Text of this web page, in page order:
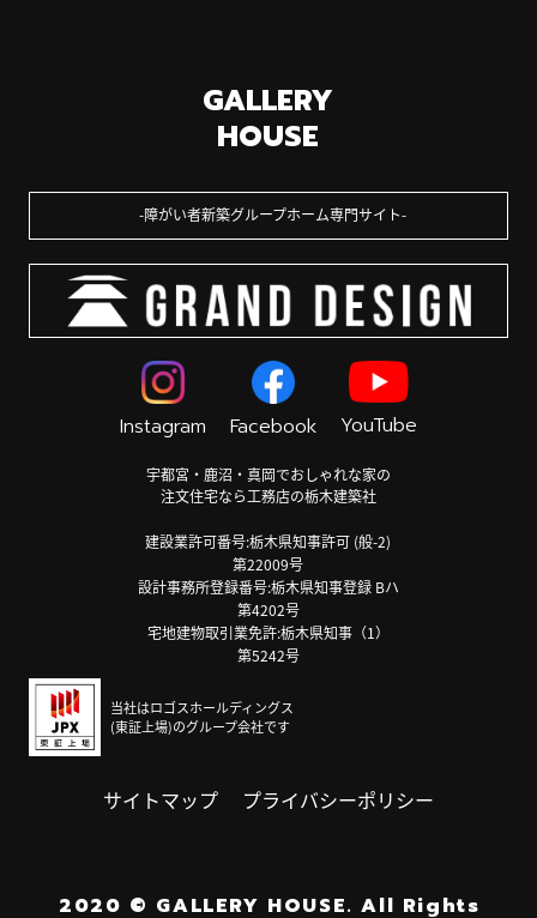
GALLERY
HOUSE
障がい者新築グループホーム専門サイト
Instagram Facebook YouTube
宇都宮・鹿沼・真岡でおしゃれな家の
注文住宅なら工務店の栃木建築社
建設業許可番号:栃木県知事許可 (般-2)
第22009号
設計事務所登録番号:栃木県知事登録 Bハ
第4202号
宅地建物取引業免許:栃木県知事（1）
第5242号
当社はロゴスホールディングス
(東証上場)のグループ会社です
サイトマップ プライバシーポリシー
2020 © GALLERY HOUSE. All Rights